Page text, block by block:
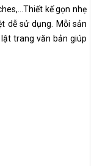
kế gọn nhẹ
dễ sử dụng. Mỗi sản
trang văn bản giúp